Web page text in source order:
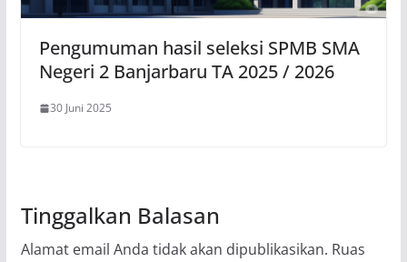
Pengumuman hasil seleksi SPMB SMA
Negeri 2 Banjarbaru TA 2025 / 2026
30 Juni 2025
Tinggalkan Balasan
Alamat email Anda tidak akan dipublikasikan. Ruas